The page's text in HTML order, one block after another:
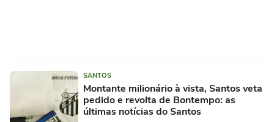
SANTOS
Montante milionário à vista, Santos veta
pedido e revolta de Bontempo: as
últimas notícias do Santos